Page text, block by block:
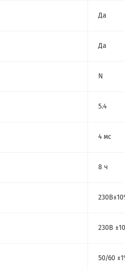
Да
Да
N
5.4
4 мс
8 ч
230В
50/60